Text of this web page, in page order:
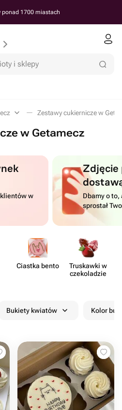
ponad 1700 miastach
i sklepy
Zestawy cukiernicze w
w Getamecz
w
Dbamy o to,
sprostał
Ciastka bento
Truskawki w
czeko​ladzie
Bukiety kwiatów Kolor